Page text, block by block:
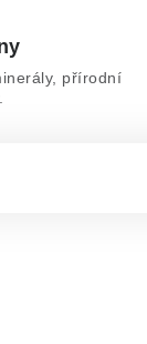
přírodní